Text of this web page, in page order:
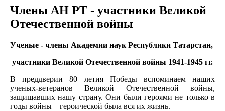
Члены АН РТ - участники Великой
Отечественной войны
Ученые - члены Академии наук Республики Татарстан,
участники Великой Отечественной войны 1941-1945 гг.
В преддверии 80 летия Победы вспоминаем наших
ученых-ветеранов Великой Отечественной войны,
защищавших нашу страну. Они были героями не только в
годы войны – героической была вся их жизнь.